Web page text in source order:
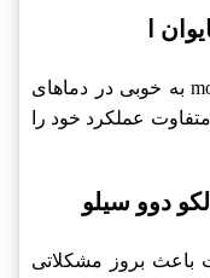
ا
مگنت دلکو دوو سیلو تایوان ا mobiletron به خوبی در دماهای
عملکرد خود را
دوو سیلو
باعث بروز مشکلاتی